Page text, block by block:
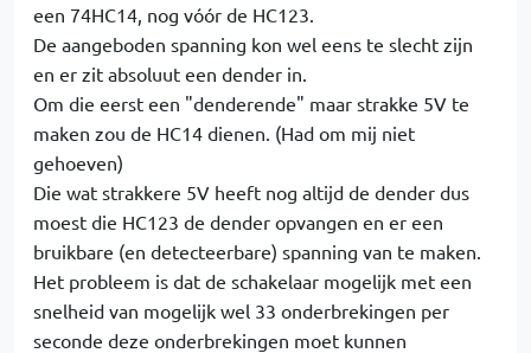
een 74HC14, nog vóór de HC123.
De aangeboden spanning kon wel eens te slecht zijn
en er zit absoluut een dender in.
Om die eerst een "denderende" maar strakke 5V te
maken zou de HC14 dienen. (Had om mij niet
gehoeven)
Die wat strakkere 5V heeft nog altijd de dender dus
moest die HC123 de dender opvangen en er een
bruikbare (en detecteerbare) spanning van te maken.
Het probleem is dat de schakelaar mogelijk met een
snelheid van mogelijk wel 33 onderbrekingen per
seconde deze onderbrekingen moet kunnen